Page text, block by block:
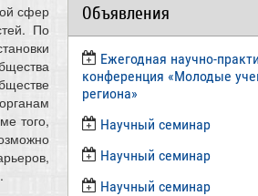
сфер
По
того,
Объявления
Ежегодная научно-
конференция «Молодые
региона»
​Научный семинар
​Научный семинар
Научный семинар